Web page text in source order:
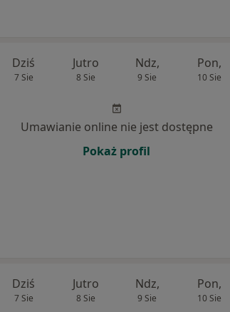
Dziś
7 Sie
Jutro
8 Sie
Ndz,
9 Sie
Pon,
10 Sie
Umawianie online nie jest dostępne
Pokaż profil
Dziś
7 Sie
Jutro
8 Sie
Ndz,
9 Sie
Pon,
10 Sie